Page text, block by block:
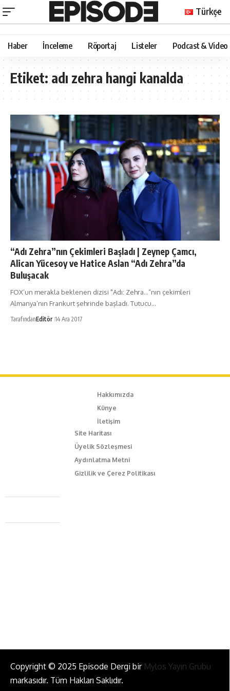
Türkçe
Haber İnceleme Röportaj Listeler Podcast & Video
Etiket:adı zehra hangi kanalda
“Adı Zehra”nın Çekimleri Başladı | Zeynep Çamcı,
Alican Yücesoy ve Hatice Aslan “Adı Zehra”da
Buluşacak
FOX’un merakla beklenen dizisi "Adı: Zehra...”nın çekimleri
Almanya’nın Frankurt şehrinde başladı. Tutucu…
TarafındanEditör 14 Ara 2017
Hakkımızda
Künye
İletişim
Site Haritası
Üyelik Sözleşmesi
Aydınlatma Metni
Gizlilik ve Çerez Politikası
Caferağa Mah. Dr. Şakir Paşa Sok. No3/A Kadıköy İstanbul
+90 543 345 46 00
Copyright © 2025 Episode Dergi bir Mylos Yayın Grubu
markasıdır. Tüm Hakları Saklıdır.